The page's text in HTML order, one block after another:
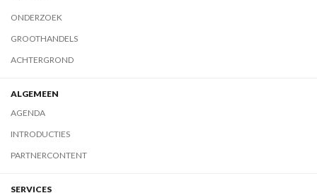
ONDERZOEK
GROOTHANDELS
ACHTERGROND
ALGEMEEN
AGENDA
INTRODUCTIES
PARTNERCONTENT
SERVICES